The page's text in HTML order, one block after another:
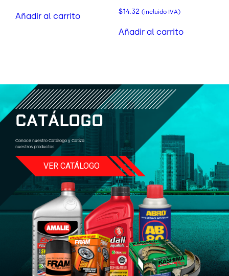
Añadir al carrito $14.32 (incluido IVA)
Añadir al carrito
CATÁLOGO
Conoce nuestro Catálogo y Cotiza
nuestros productos.
VER CATÁLOGO